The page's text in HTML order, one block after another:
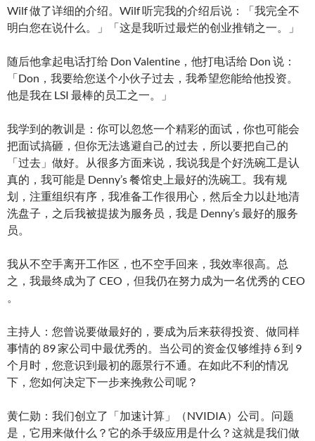
Wilf 做了详细的介绍。Wilf 听完我的介绍后说：「我完全不
明白您在说什么。」「这是我听过最烂的创业推销之一。」
随后他拿起电话打给 Don Valentine，他打电话给 Don 说：
「Don，我要给您送个小伙子过去，我希望您能给他投资。
他是我在 LSI 最棒的员工之一。」
我学到的教训是：你可以忽悠一个精彩的面试，你也可能会
把面试搞砸，但你无法逃避自己的过去，所以要把自己的
「过去」做好。从很多方面来说，我说我是个好洗碗工是认
真的，我可能是 Denny’s 餐馆史上最好的洗碗工。我有规
划，注重组织有序，我准备工作很用心，然后全力以赴地清
洗盘子，之后我被提拔为服务员，我是 Denny’s 最好的服务
员。
我从不空手离开工作区，也不空手回来，我效率很高。总
之，我最终成为了 CEO，但我仍在努力成为一名优秀的 CEO
主持人：您曾说要做最好的，要成为后来获得投资、做同样
事情的 89 家公司中最优秀的。当公司的资金仅够维持 6 到 9
个月时，您意识到最初的愿景行不通。在如此不利的情况
下，您如何决定下一步来挽救公司呢？
黄仁勋：我们创立了「加速计算」（NVIDIA）公司。问题
是，它用来做什么？它的杀手级应用是什么？这就是我们做